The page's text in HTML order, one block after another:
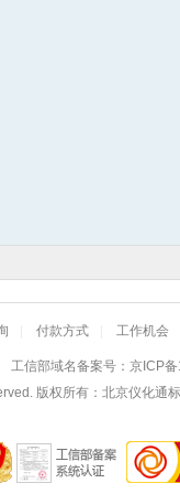
付款方式 工作机会
工信部域名备案号： 京ICP
版权所有：北京仪化通